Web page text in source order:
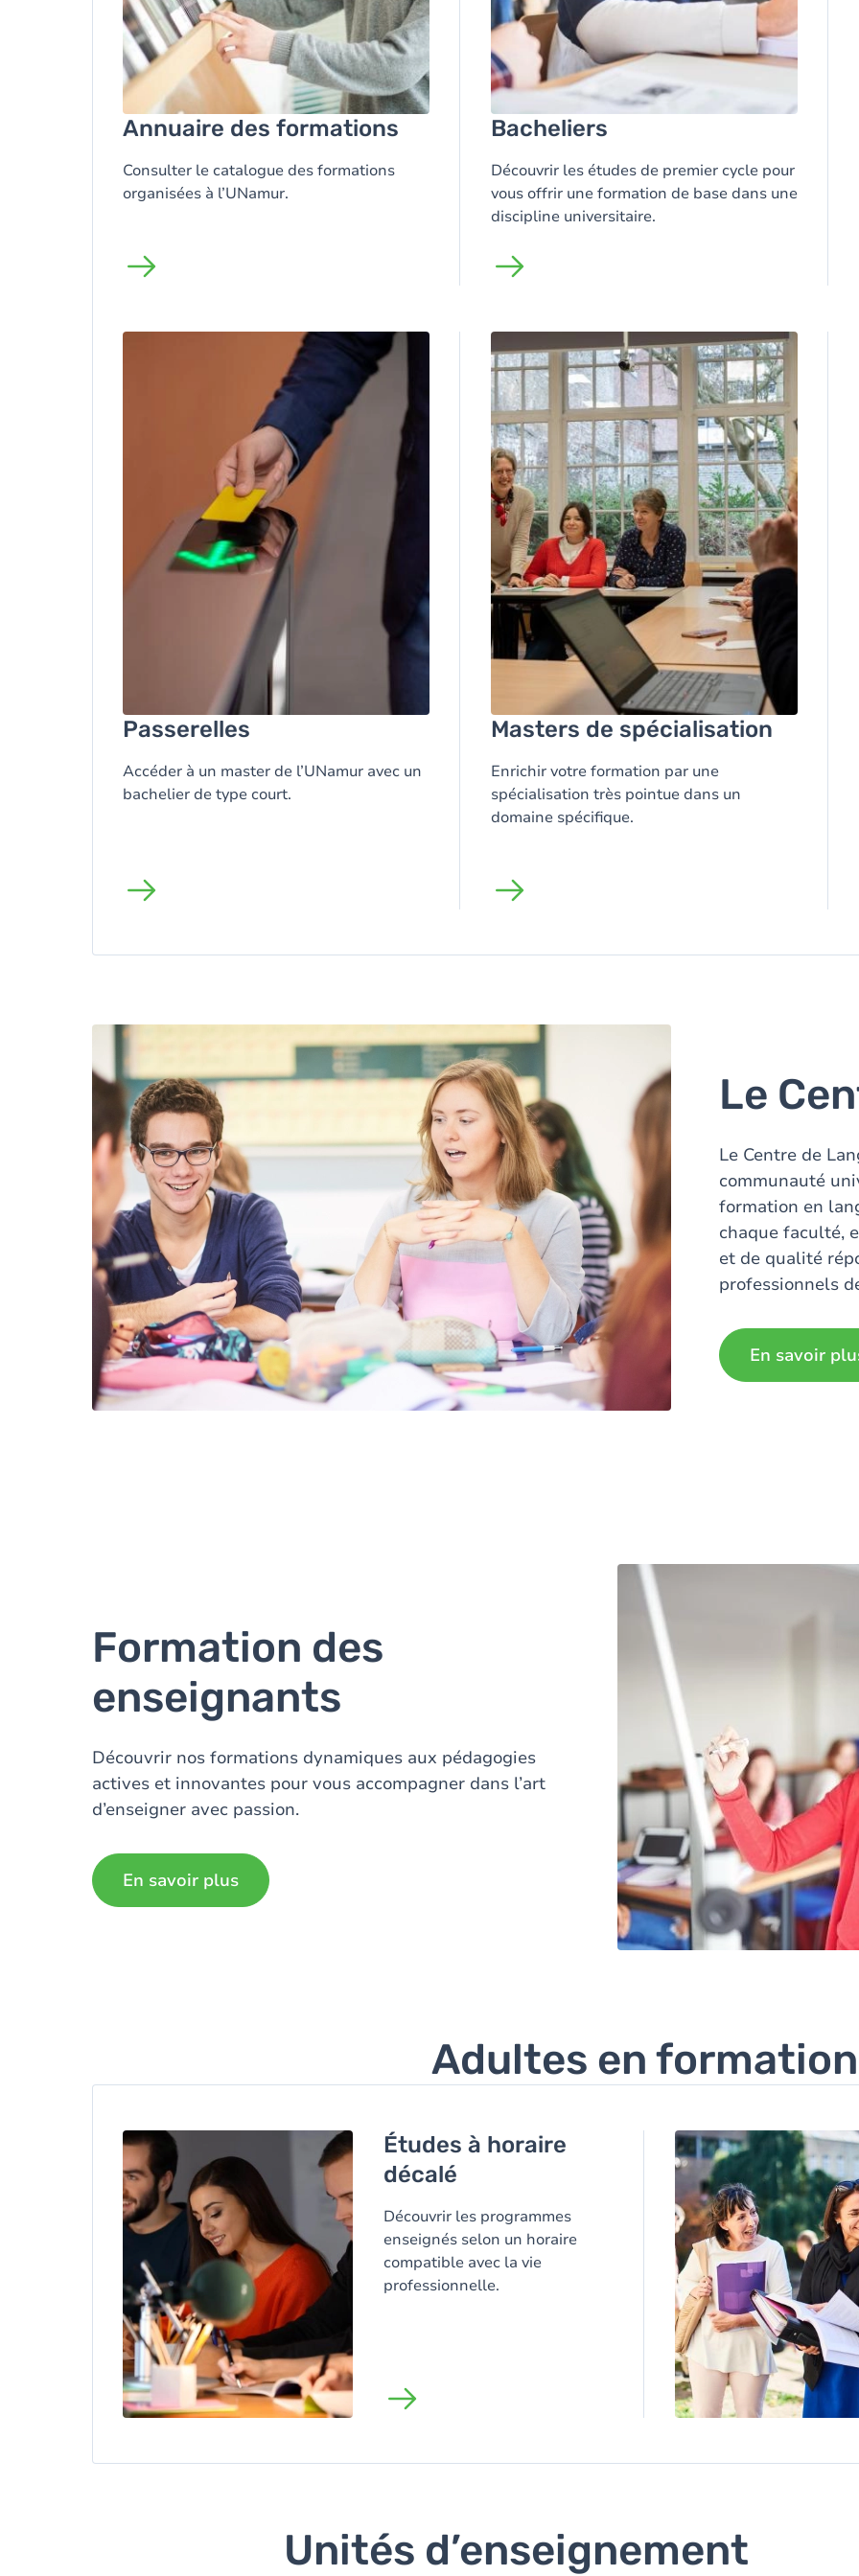
Annuaire des formations
Consulter le catalogue des formations
organisées à l’UNamur.
Bacheliers
Découvrir les études de premier cycle pour
vous offrir une formation de base dans une
discipline universitaire.
Passerelles
Accéder à un master de l’UNamur avec un
bachelier de type court.
Masters de spécialisation
Enrichir votre formation par une
spécialisation très pointue dans un
domaine spécifique.
Le
Le Centre de
communauté
formation en
chaque faculté,
et de qualité
professionnels
En savoir
Formation des
enseignants
Découvrir nos formations dynamiques aux pédagogies
actives et innovantes pour vous accompagner dans l’art
d’enseigner avec passion.
En savoir plus
Adultes en formation
Image
Études à horaire
décalé
Découvrir les programmes
enseignés selon un horaire
compatible avec la vie
professionnelle.
Image
Unités d’enseignement